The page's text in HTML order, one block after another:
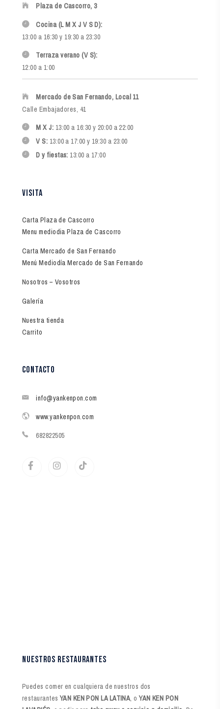
Plaza de Cascorro, 3
Cocina (L M X J V S D):
13:00 a 16:30 y 19:30 a 23:30
Terraza verano (V S):
12:00 a 1:00
Mercado de San Fernando, Local 11
Calle Embajadores, 41
M X J: 13:00 a 16:30 y 20:00 a 22:00
V S: 13:00 a 17:00 y 19:30 a 23:00
D y fiestas: 13:00 a 17:00
visita
Carta Plaza de Cascorro
Menu mediodia Plaza de Cascorro
Carta Mercado de San Fernando
Menú Mediodía Mercado de San Fernando
Nosotros – Vosotros
Galería
Nuestra tienda
Carrito
contacto
info@yankenpon.com
www.yankenpon.com
682822505
NUESTROS RESTAURANTES
Puedes comer en cualquiera de nuestros dos
restaurantesYAN KEN PON LA LATINA, oYAN KEN PON